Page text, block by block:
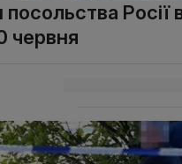
Росії
червня